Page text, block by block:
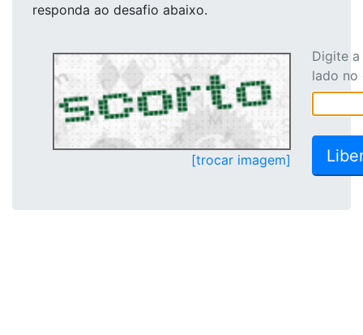
responda ao desafio abaixo.
[trocar imagem]
Digite
lado no